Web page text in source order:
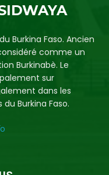
Burkina Faso. Ancien
comme un
Burkinabè. Le
sur
dans les
Burkina Faso.